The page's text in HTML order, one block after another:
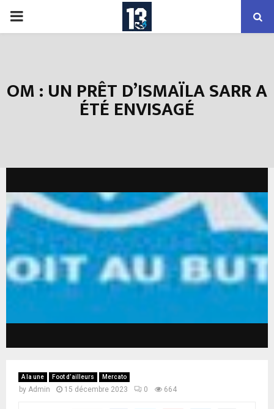
PRIMARY
OM : UN PRÊT D’ISMAÏLA SARR A
ÉTÉ ENVISAGÉ
A la une Foot d’ailleurs Mercato
by Admin 15 décembre 2023 0 664